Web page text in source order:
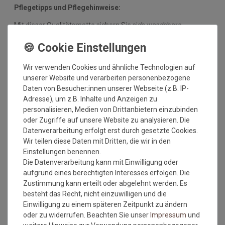
Pflegetipps und Pflegehinweise:
Mit dieser Qualitätsmatte sichern Sie sich waschbare
hochwertigen Gummirückens sind die Fußmatten absolut
ruschfest. Einem sicheren Gebrauch auch auf
Fußbodenheizungen steht somit nichts mehr im Wege.
Vor dem ersten Gebrauch waschen Sie die Fußmatte separat
bei angegebener Temperatur mit Feinwaschmittel und legen
sie flach zum Trocknen aus. Dadurch richten sich die Fasern
auf, der Mattenflor wird aktiviert und transportbedingte Falten
und Knicke werden wieder glatt. Pflegen Sie so Ihre
Fußmatte regelmäßig und Sie werden überrascht sein, wie
viele Jahre Qualität und Farbe erhalten bleiben.
Waschtipps:
Matten, die nicht mehr in die Waschmaschine passen, können
mit einem Dampfstrahler (aus Entfernung) gereinigt werden
oder bei einer Wäscherei abgegeben werden. Ganz wichtig ist
auch, dass man die Matten nicht gefaltet und auch nicht mit
Wir verwenden Cookies und ähnliche Technologien auf
unserer Website und verarbeiten personenbezogene
Daten von Besucher:innen unserer Webseite (z.B. IP-
Adresse), um z.B. Inhalte und Anzeigen zu
personalisieren, Medien von Drittanbietern einzubinden
oder Zugriffe auf unsere Website zu analysieren. Die
Datenverarbeitung erfolgt erst durch gesetzte Cookies.
Wir teilen diese Daten mit Dritten, die wir in den
Einstellungen benennen.
Die Datenverarbeitung kann mit Einwilligung oder
aufgrund eines berechtigten Interesses erfolgen. Die
Zustimmung kann erteilt oder abgelehnt werden. Es
besteht das Recht, nicht einzuwilligen und die
Einwilligung zu einem späteren Zeitpunkt zu ändern
oder zu widerrufen. Beachten Sie unser Impressum und